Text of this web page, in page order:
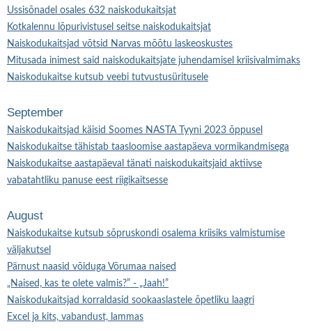
Ussisõnadel osales 632 naiskodukaitsjat
Kotkalennu lõpurivistusel seitse naiskodukaitsjat
Naiskodukaitsjad võtsid Narvas mõõtu laskeoskustes
Mitusada inimest said naiskodukaitsjate juhendamisel kriisivalmimaks
Naiskodukaitse kutsub veebi tutvustusüritusele
September
Naiskodukaitsjad käisid Soomes NASTA Tyyni 2023 õppusel
Naiskodukaitse tähistab taasloomise aastapäeva vormikandmisega
Naiskodukaitse aastapäeval tänati naiskodukaitsjaid aktiivse
vabatahtliku panuse eest riigikaitsesse
August
Naiskodukaitse kutsub sõpruskondi osalema kriisiks valmistumise
väljakutsel
Pärnust naasid võiduga Võrumaa naised
„Naised, kas te olete valmis?” - „Jaah!”
Naiskodukaitsjad korraldasid sookaaslastele õpetliku laagri
Excel ja kits, vabandust, lammas